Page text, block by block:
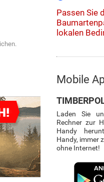
Passen Sie
lokalen
Mobile
Laden Sie
Rechner zur
Handy
Handy, immer
ohne Internet!